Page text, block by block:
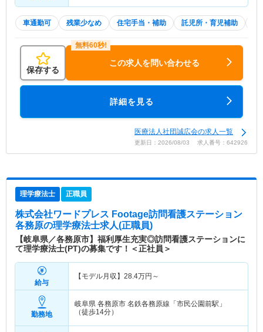
車通勤可 残業少なめ 住宅手当・補助 託児所・育児補助
保存する
この求人を問い合わせる
詳細を見る
医療法人社団誠広会の求人一覧
更新日：2026/08/03 求人番号：642926
理学療法士 正職員
株式会社ワードプレス Footage訪問看護ステーション
各務原の理学療法士求人(正職員)
【岐阜県／各務原市】福利厚生充実◎訪問看護ステーションに
て理学療法士(PT)の募集です！＜正社員＞
給与
【モデル月収】 28.4万円～
勤務地
岐阜県 各務原市 名鉄各務原線「市民公園前駅」
（徒歩14分）